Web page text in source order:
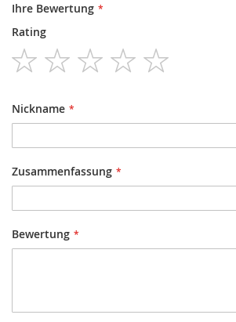
Ihre Bewertung
Rating
1
star
2
stars
3
stars
4
stars
Nickname
Zusammenfassung
Bewertung